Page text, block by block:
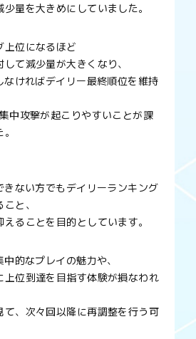
量を大きめにしていました。
上位になるほど
て減少量が大きくなり、
なければデイリー最終順位を維持
中攻撃が起こりやすいことが課
きない方でもデイリーランキング
と、
ることを目的としています。
的なプレイの魅力や、
上位到達を目指す体験が損なわれ
て、次々回以降に再調整を行う可